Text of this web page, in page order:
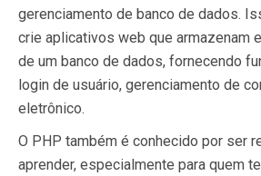
gerenciamento de banco de dados.
crie aplicativos web que armazenam
de um banco de dados, fornecendo
login de usuário, gerenciamento de
eletrônico.
O PHP também é conhecido por ser
aprender, especialmente para quem